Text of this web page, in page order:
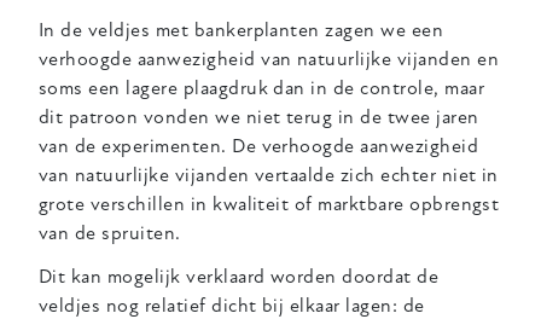
In de veldjes met bankerplanten zagen we een
verhoogde aanwezigheid van natuurlijke vijanden en
soms een lagere plaagdruk dan in de controle, maar
dit patroon vonden we niet terug in de twee jaren
van de experimenten. De verhoogde aanwezigheid
van natuurlijke vijanden vertaalde zich echter niet in
grote verschillen in kwaliteit of marktbare opbrengst
van de spruiten.
Dit kan mogelijk verklaard worden doordat de
veldjes nog relatief dicht bij elkaar lagen: de